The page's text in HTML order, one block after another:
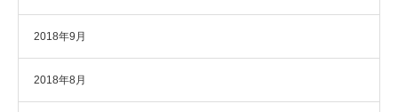
2018年9月
2018年8月